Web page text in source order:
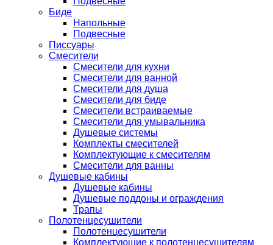
Биде
Напольные
Подвесные
Писсуары
Смесители
Смесители для кухни
Смесители для ванной
Смесители для душа
Смесители для биде
Смесители встраиваемые
Смесители для умывальника
Душевые системы
Комплекты смесителей
Комплектующие к смесителям
Смесители для ванны
Душевые кабины
Душевые кабины
Душевые поддоны и ограждения
Трапы
Полотенцесушители
Полотенцесушители
Комплектующие к полотенцесушителям